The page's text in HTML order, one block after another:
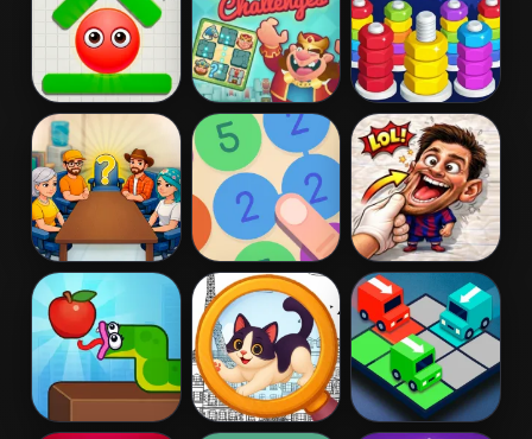
Hide Ball Chess
Challenges
Nuts & Bolt
Sorting Game
That's my Seat! Merge Thirteen LOL Football
Funny Face